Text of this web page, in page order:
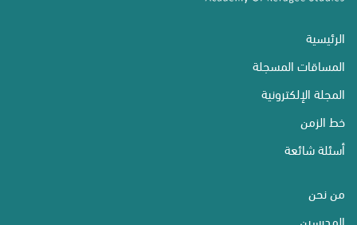
الرئيسية
المساقات المسجلة
المجلة الإلكترونية
خط الزمن
أسئلة شائعة
من نحن